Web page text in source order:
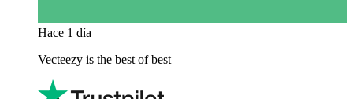
Hace 1 día
Vecteezy is the best of best